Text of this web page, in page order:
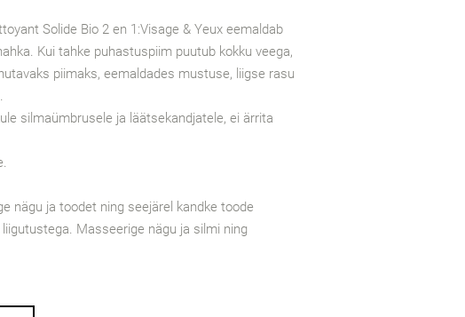
Solide Bio 2 en 1:Visage & Yeux eemaldab
Kui tahke puhastuspiim puutub kokku veega,
piimaks, eemaldades mustuse, liigse rasu
silmaümbrusele ja läätsekandjatele, ei ärrita
nägu ja toodet ning seejärel kandke toode
Masseerige nägu ja silmi ning